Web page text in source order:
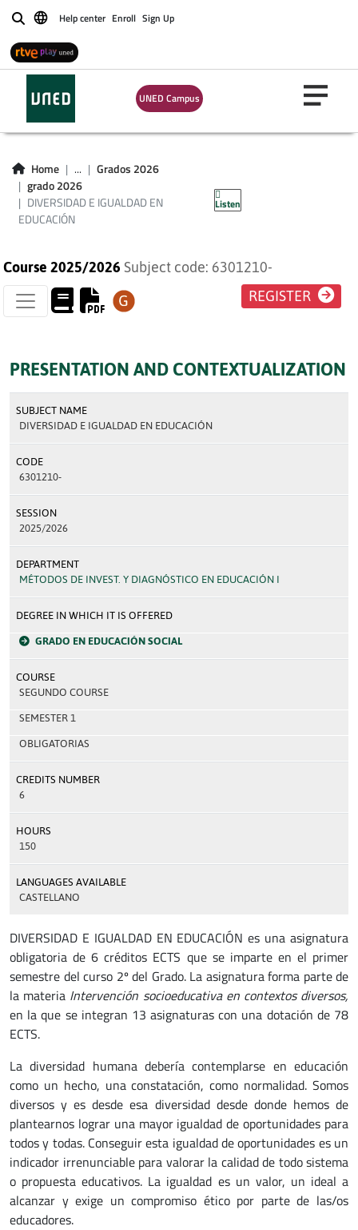
BuscarHelp center Enroll Sign Up
UNED Campus
Home ...
Grados 2026
grado 2026
DIVERSIDAD E IGUALDAD EN
EDUCACIÓN
Listen
DIVERSIDAD E
IGUALDAD EN
EDUCACIÓN
Course 2025/2026 Subject code: 6301210-
REGISTER
PRESENTATION AND CONTEXTUALIZATION
SUBJECT NAME
DIVERSIDAD E IGUALDAD EN EDUCACIÓN
CODE
6301210-
SESSION
2025/2026
DEPARTMENT
MÉTODOS DE INVEST. Y DIAGNÓSTICO EN EDUCACIÓN I
DEGREE IN WHICH IT IS OFFERED
GRADO EN EDUCACIÓN SOCIAL
COURSE
SEGUNDO COURSE
SEMESTER 1
OBLIGATORIAS
CREDITS NUMBER
6
HOURS
150
LANGUAGES AVAILABLE
CASTELLANO
DIVERSIDAD E IGUALDAD EN EDUCACIÓN es una asignatura
obligatoria de 6 créditos ECTS que se imparte en el primer
semestre del curso 2º del Grado. La asignatura forma parte de
la materia Intervención socioeducativa en contextos diversos,
en la que se integran 13 asignaturas con una dotación de 78
ECTS.
La diversidad humana debería contemplarse en educación
como un hecho, una constatación, como normalidad. Somos
diversos y es desde esa diversidad desde donde hemos de
plantearnos lograr una mayor igualdad de oportunidades para
todos y todas. Conseguir esta igualdad de oportunidades es un
indicador irrenunciable para valorar la calidad de todo sistema
o propuesta educativos. La igualdad es un valor, un ideal a
alcanzar y exige un compromiso ético por parte de las/os
educadores.